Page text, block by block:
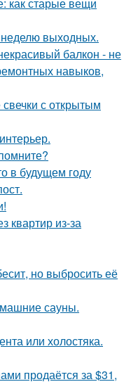
как старые вещи
выходных.
балкон - не
навыков,
с открытым
в будущем году
квартир из-за
но выбросить её
сауны.
или холостяка.
продаётся за $31,